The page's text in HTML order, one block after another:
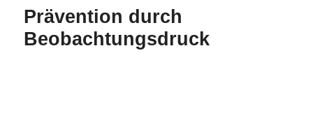
Prävention durch
Beobachtungsdruck